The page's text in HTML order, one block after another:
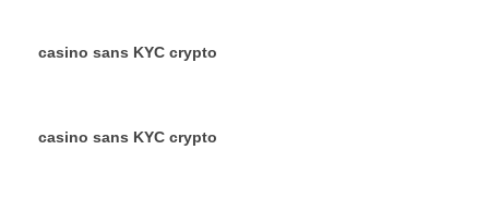
casino sans KYC crypto
casino sans KYC crypto